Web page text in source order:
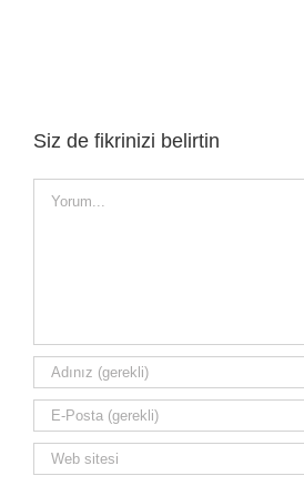
Siz de fikrinizi belirtin